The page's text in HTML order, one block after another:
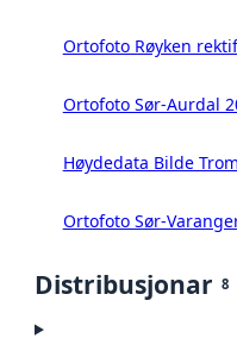
Ortofoto Røyken
Ortofoto Sør-Aurdal
Høydedata Bilde
Ortofoto Sør-
Distribusjonar 8